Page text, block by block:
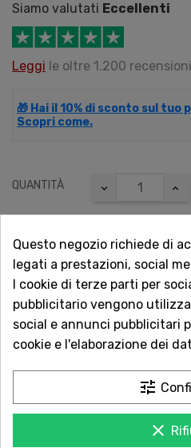
Siamo valutati Eccellenti
Leggi le oltre 1.200
🎁 Hai il 10% di sconto sul tuo
Scopri come.
QUANTITÀ
AGGIUNGI AL
Non disponibile
Vuoi essere avvisato
Inserisci la tua email.
Questo negozio richiede di
legati a prestazioni, social
I cookie di terze parti per
pubblicitario vengono
social e annunci pubblicitari
cookie e l'elaborazione dei
tune
clear